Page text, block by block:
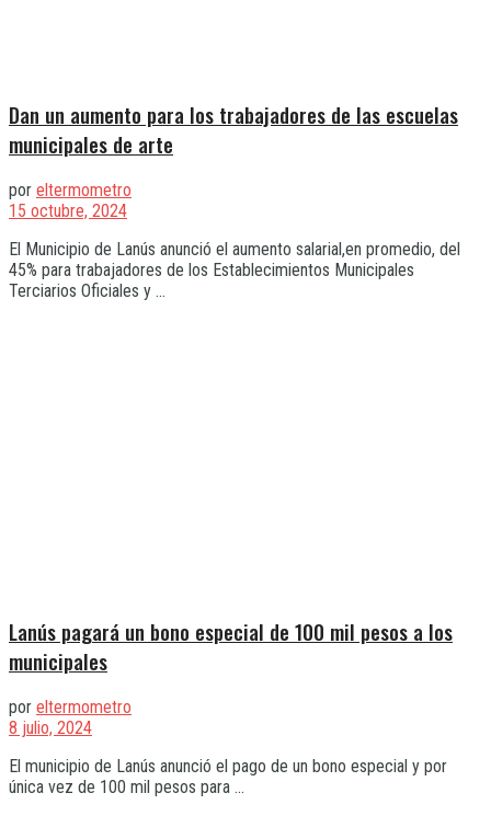
Dan un aumento para los trabajadores de las escuelas
municipales de arte
por eltermometro
15 octubre, 2024
El Municipio de Lanús anunció el aumento salarial,en promedio, del
45% para trabajadores de los Establecimientos Municipales
Terciarios Oficiales y ...
Lanús pagará un bono especial de 100 mil pesos a los
municipales
por eltermometro
8 julio, 2024
El municipio de Lanús anunció el pago de un bono especial y por
única vez de 100 mil pesos para ...